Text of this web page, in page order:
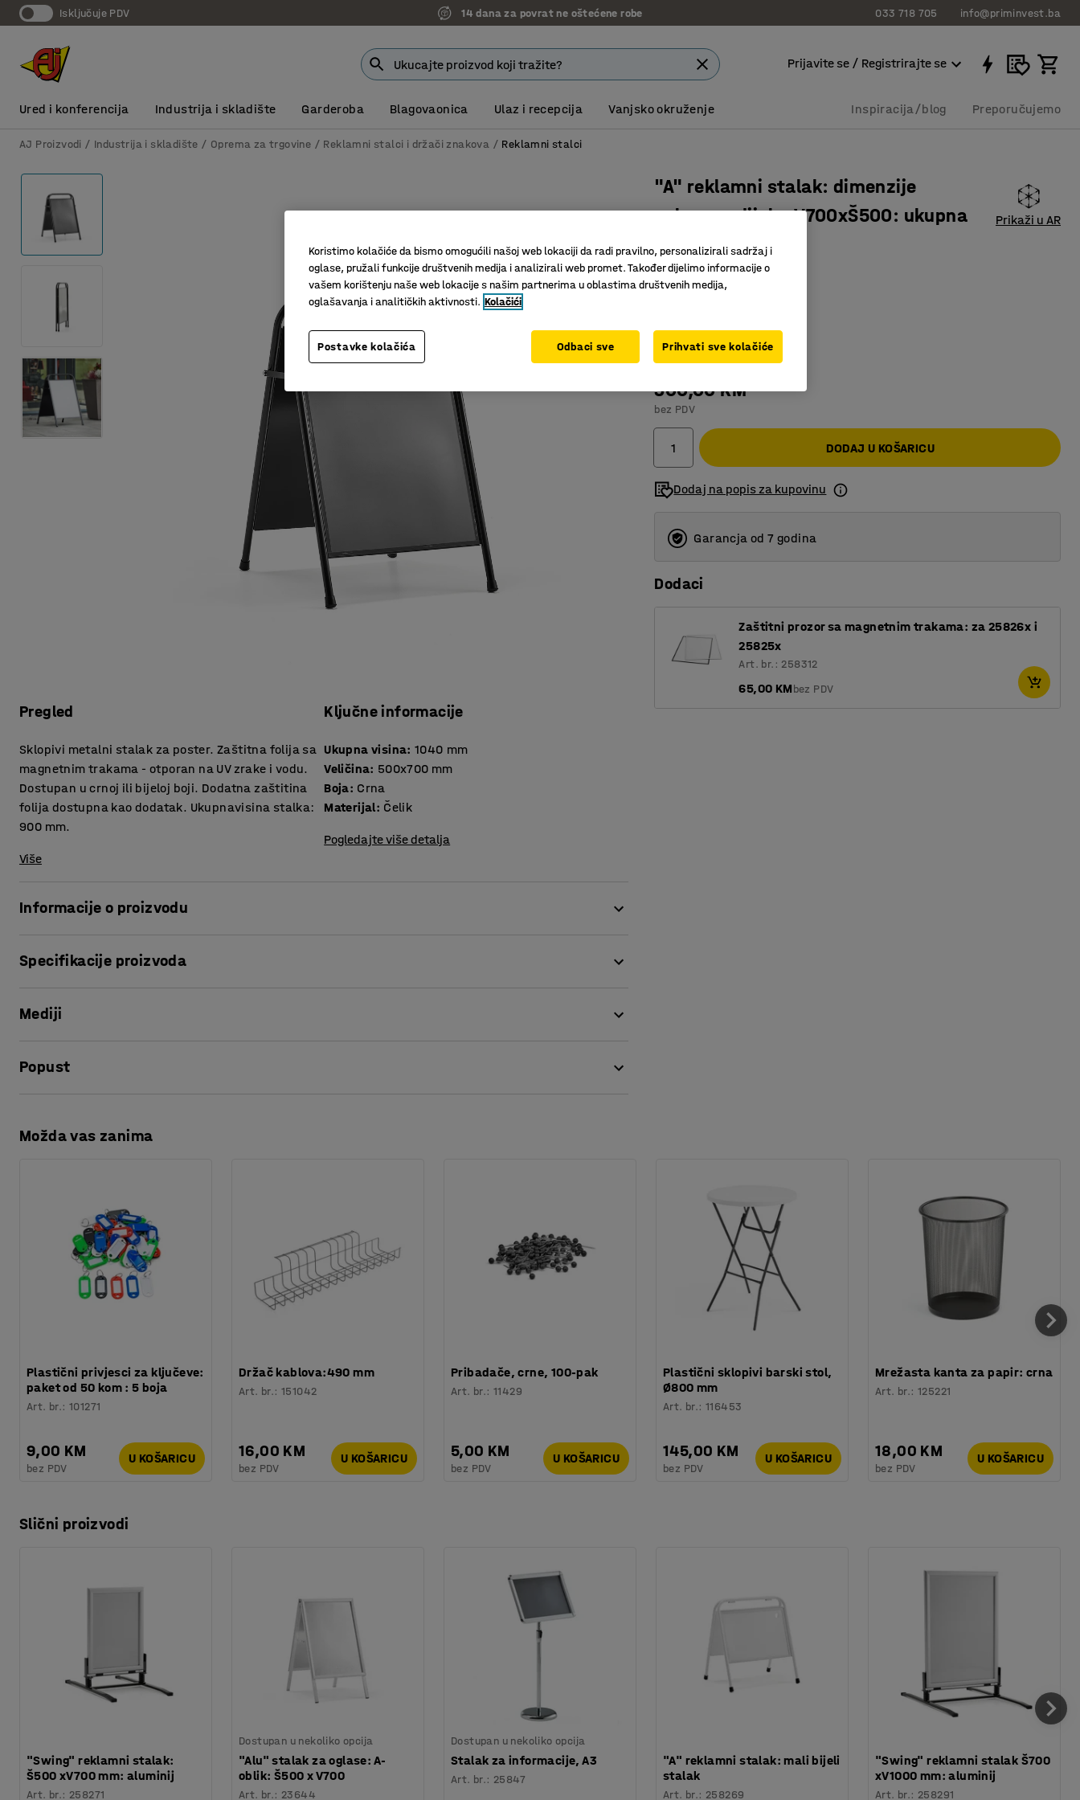
Isključuje PDV 14 dana za povrat ne oštećene robe 033 718 705 info@priminvest.ba
Prijavite se / Registrirajte se
Ured i konferencija Industrija i skladište Garderoba Blagovaonica Ulaz i recepcija Vanjsko okruženje Inspiracija/blog Preporučujemo
AJ Proizvodi Industrija i skladište Oprema za trgovine Reklamni stalci i držači znakova Reklamni stalci
Pregled
Sklopivi metalni stalak za poster. Zaštitna folija sa
magnetnim trakama - otporan na UV zrake i vodu.
Dostupan u crnoj ili bijeloj boji. Dodatna zaštitina
folija dostupna kao dodatak. Ukupnavisina stalka:
900 mm.
Više
Ključne informacije
Ukupna visina: 1040 mm
Veličina: 500x700 mm
Boja: Crna
Materijal: Čelik
Pogledajte više detalja
Informacije o proizvodu
Specifikacije proizvoda
Veličina
Potreban broj osoba
Mediji
Popust
Preuzmite upute za održavanjen
"A" reklamni stalak: dimenzije
oglasnog dijela: V700xŠ500: ukupna
V900mm: crni
Art. br.:258262
Prikaži u AR
Boja:Crna
300,00 KM
bez PDV
DODAJ U KOŠARICU
Dodaj na popis za kupovinu
Garancja od 7 godina
Dodaci
Zaštitni prozor sa magnetnim trakama: za 25826x i
25825x
Art. br.: 258312
65,00 KMbez PDV
Možda vas zanima
Plastični privjesci za ključeve:
paket od 50 kom : 5 boja
Art. br.:101271
9,00 KM
bez PDV
U KOŠARICU
Držač kablova:490 mm
Art. br.:151042
16,00 KM
bez PDV
U KOŠARICU
Pribadače, crne, 100-pak
Art. br.:11429
5,00 KM
bez PDV
U KOŠARICU
Plastični sklopivi barski stol,
Ø800 mm
Art. br.:116453
145,00 KM
bez PDV
U KOŠARICU
Mrežasta kanta za papir: crna
Art. br.:125221
18,00 KM
bez PDV
U KOŠARICU
Slični proizvodi
"Swing" reklamni stalak:
Š500 xV700 mm: aluminij
Art. br.: 258271
Dostupan u nekoliko opcija
"Alu" stalak za oglase: A-
oblik: Š500 x V700
Art. br.: 23644
Dostupan u nekoliko opcija
Stalak za informacije, A3
Art. br.: 25847
"A" reklamni stalak: mali bijeli
stalak
Art. br.: 258269
"Swing" reklamni stalak Š700
xV1000 mm: aluminij
Art. br.: 258291
Koristimo kolačiće da bismo omogućili našoj web lokaciji da radi pravilno, personalizirali sadržaj i
oglase, pružali funkcije društvenih medija i analizirali web promet. Također dijelimo informacije o
vašem korištenju naše web lokacije s našim partnerima u oblastima društvenih medija,
oglašavanja i analitičkih aktivnosti. Kolačići
Postavke kolačića Odbaci sve Prihvati sve kolačiće